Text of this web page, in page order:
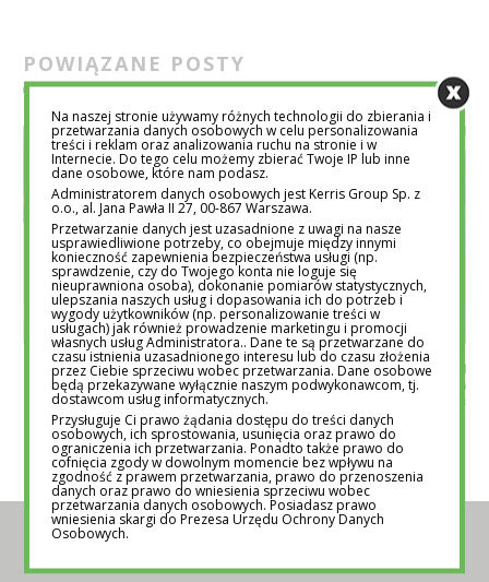
POWIĄZANE POSTY
NIE MA GŁUPICH PYTAŃ: DLACZEGO
PŁACZEMY KROJĄC CEBULĘ?
REDAKCJA EDUTORIAL.PL 4 PAŹ 2016
5 POWODÓW,
DOBRY DLA
REDAKCJA
POZNAJ NAS BLIŻEJ
Na naszej stronie używamy różnych technologii do zbierania i
przetwarzania danych osobowych w celu personalizowania
treści i reklam oraz analizowania ruchu na stronie i w
Internecie. Do tego celu możemy zbierać Twoje IP lub inne
dane osobowe, które nam podasz.
Administratorem danych osobowych jest Kerris Group Sp. z
o.o., al. Jana Pawła II 27, 00-867 Warszawa.
Przetwarzanie danych jest uzasadnione z uwagi na nasze
usprawiedliwione potrzeby, co obejmuje między innymi
konieczność zapewnienia bezpieczeństwa usługi (np.
sprawdzenie, czy do Twojego konta nie loguje się
nieuprawniona osoba), dokonanie pomiarów statystycznych,
ulepszania naszych usług i dopasowania ich do potrzeb i
wygody użytkowników (np. personalizowanie treści w
usługach) jak również prowadzenie marketingu i promocji
własnych usług Administratora.. Dane te są przetwarzane do
czasu istnienia uzasadnionego interesu lub do czasu złożenia
przez Ciebie sprzeciwu wobec przetwarzania. Dane osobowe
będą przekazywane wyłącznie naszym podwykonawcom, tj.
dostawcom usług informatycznych.
Przysługuje Ci prawo żądania dostępu do treści danych
osobowych, ich sprostowania, usunięcia oraz prawo do
ograniczenia ich przetwarzania. Ponadto także prawo do
cofnięcia zgody w dowolnym momencie bez wpływu na
zgodność z prawem przetwarzania, prawo do przenoszenia
danych oraz prawo do wniesienia sprzeciwu wobec
przetwarzania danych osobowych. Posiadasz prawo
wniesienia skargi do Prezesa Urzędu Ochrony Danych
Osobowych.